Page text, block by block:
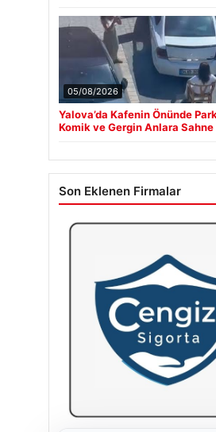
05/08/2026
Yalova’da Kafenin Önünde
Komik ve Gergin Anlara Sahne
Son Eklenen Firmalar